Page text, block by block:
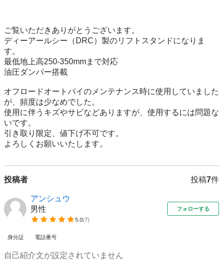
ご覧いただきありがとうございます。
ディーアールシー（DRC）製のリフトスタンドになりま
す。
最低地上高250-350mmまで対応
油圧ダンパー搭載
オフロードオートバイのメンテナンス時に使用していました
が、頻度は少なめでした。
使用に伴うキズやサビなどありますが、使用するには問題な
いです。
引き取り限定、値下げ不可です。
よろしくお願いいたします。
投稿者 投稿7件
アンシュウ
男性
5.0(7)
フォローする
身分証 電話番号
自己紹介文が設定されていません